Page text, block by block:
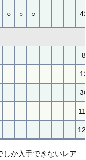
○ ○ ○
か入手できないレア